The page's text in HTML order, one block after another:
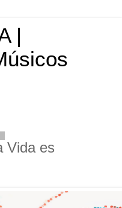
|
Vida es